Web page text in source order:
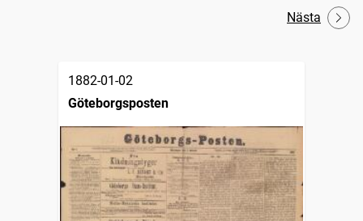
Nästa
1882-01-02
Göteborgsposten